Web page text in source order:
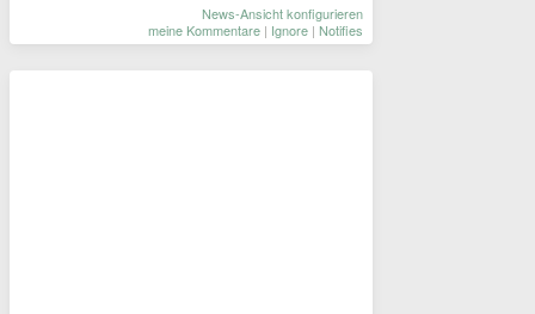
News-Ansicht konfigurieren
meine Kommentare | Ignore | Notifies